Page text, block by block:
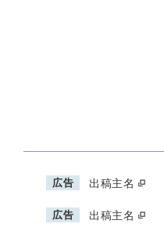
広告 出稿主名
広告 出稿主名